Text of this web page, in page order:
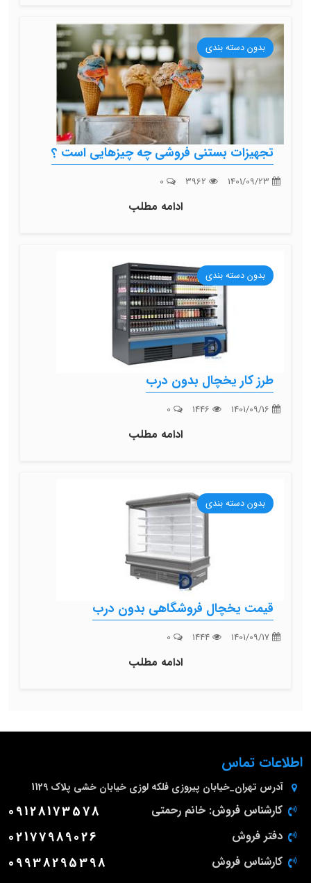
بدون دسته بندی
تجهیزات بستنی فروشی چه چیزهایی است ؟
ادامه مطلب
بدون دسته بندی
طرز کار یخچال بدون درب
ادامه مطلب
بدون دسته بندی
قیمت یخچال فروشگاهی بدون درب
ادامه مطلب
اطلاعات تماس
آدرس تهران_خیابان پیروزی فلکه لوزی خیابان خشی پلاک 1129
کارشناس فروش: خانم رحمتی 09128173578
دفتر فروش 02177989026
کارشناس فروش 09938295398